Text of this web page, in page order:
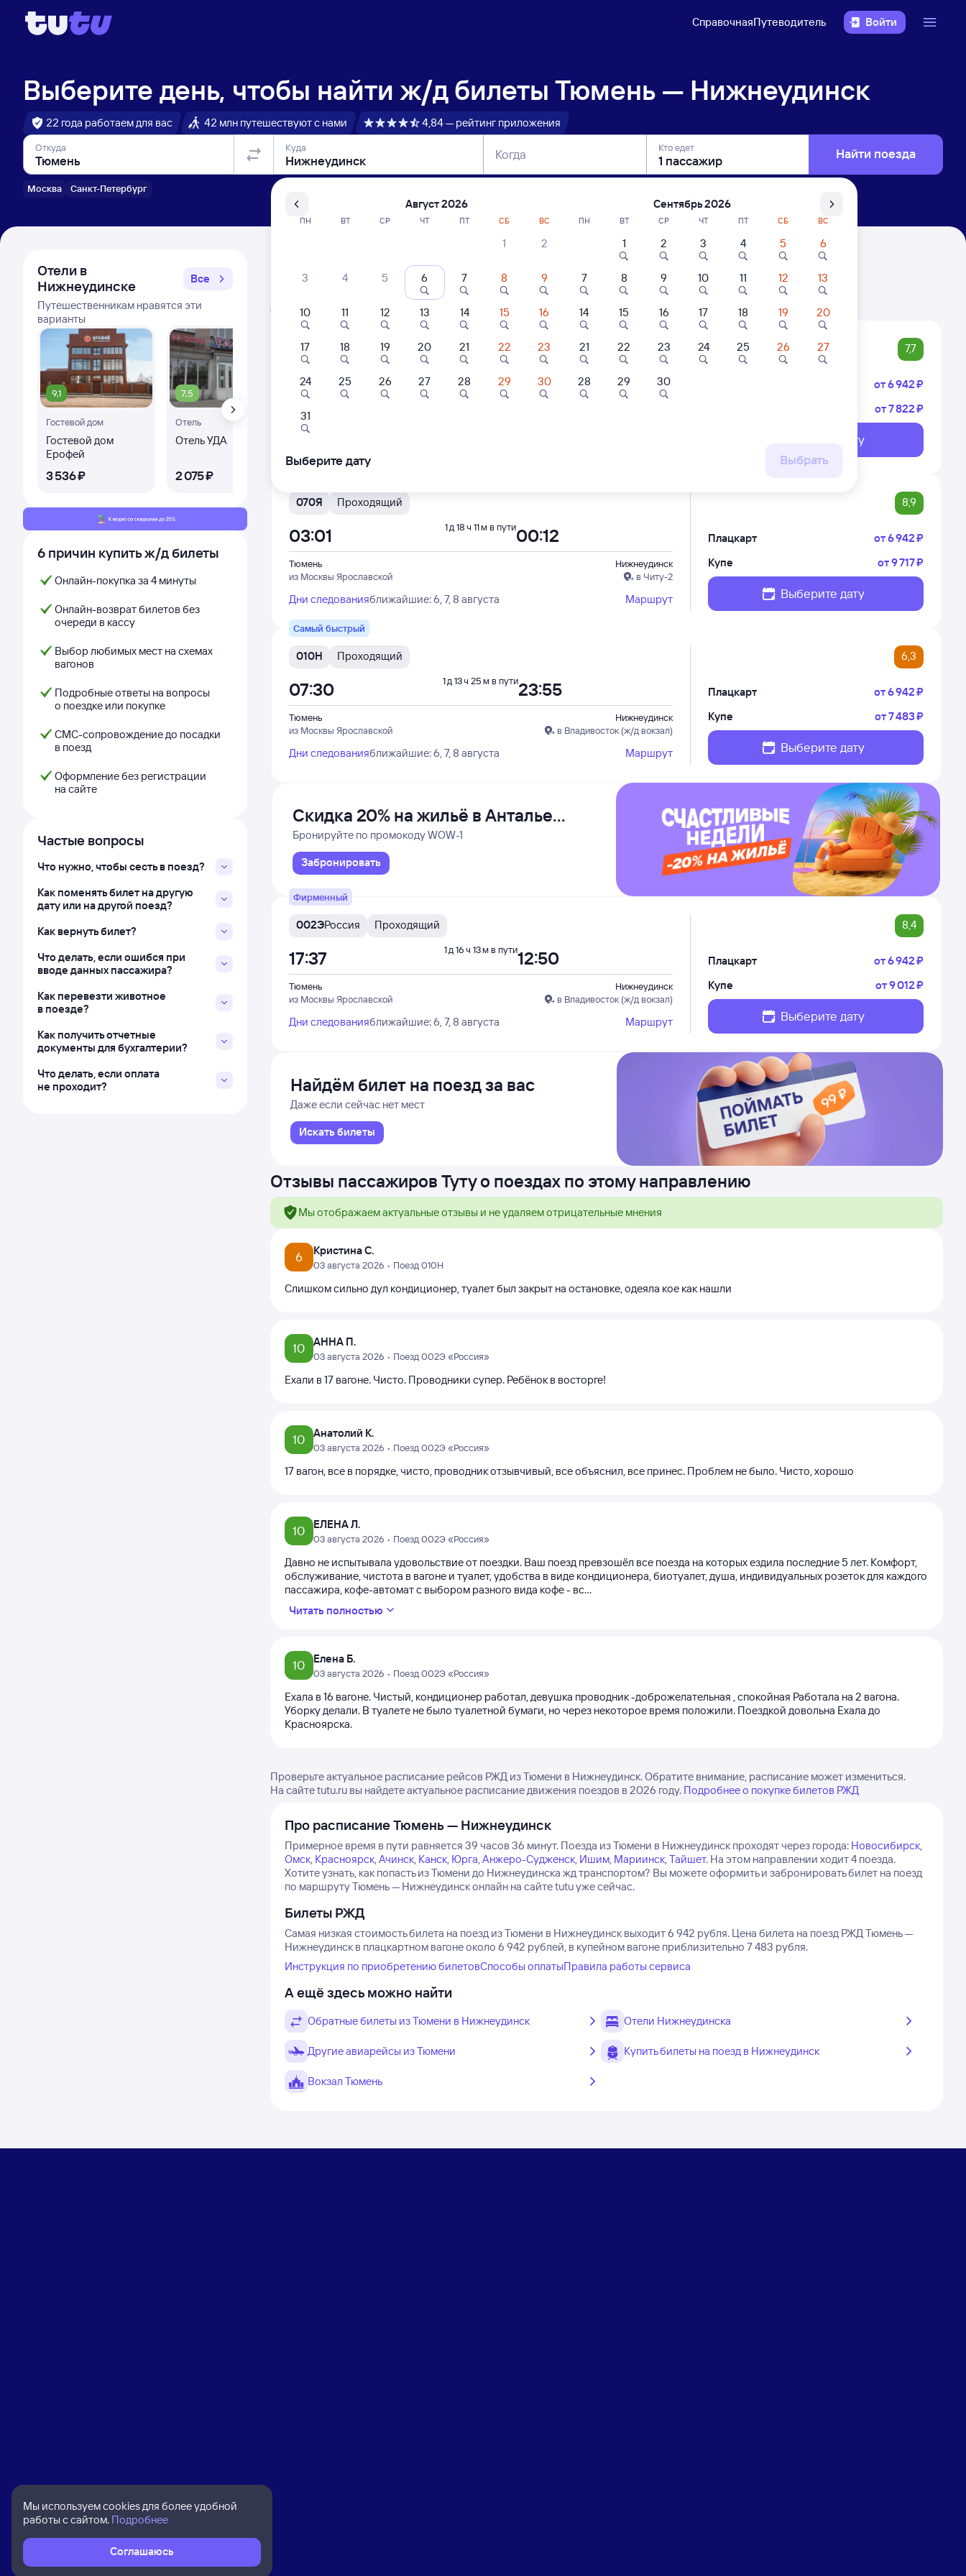
СправочнаяПутеводитель Войти
Выберите день, чтобы найти ж/д билеты Тюмень — Нижнеудинск
22 года работаем для вас 42 млн путешествуют с нами 4,84 — рейтинг приложения
Откуда
Москва Санкт-Петербург
Куда Когда Кто едет Найти поезда
Отели в
Нижнеудинске
Все
Путешественникам нравятся эти
варианты
9,1
Гостевой дом
Гостевой дом
Ерофей
3 ⁠536 ⁠₽
7,5
Отель
Отель УДА
2 ⁠075 ⁠₽
Отель
6 причин купить ж/д билеты
Онлайн-покупка за 4 минуты
Онлайн-возврат билетов без
очереди в кассу
Выбор любимых мест на схемах
вагонов
Подробные ответы на вопросы
о поездке или покупке
СМС-сопровождение до посадки
в поезд
Оформление без регистрации
на сайте
Частые вопросы
Что нужно, чтобы сесть в поезд?
Как поменять билет на другую
дату или на другой поезд?
Как вернуть билет?
Что делать, если ошибся при
вводе данных пассажира?
Как перевезти животное
в поезде?
Как получить отчетные
документы для бухгалтерии?
Что делать, если оплата
не проходит?
Расписание поездов Тюмень — Нижнеудинск
Расписание поездов Нижнеудинск — Тюмень
Открыта продажа билетов на 3 ноября. Отправление и прибытие по местному времени. Цены за 1 пассажира
082И Проходящий 7,7
Тюмень
из Москвы Казанской
02:25 20:03 от6 ⁠942 ⁠₽
от7 ⁠822 ⁠₽
Выберите дату
070Я Проходящий 8,9
Тюмень
из Москвы Ярославской
Нижнеудинск
в Читу-2
03:01 00:12
1 д 18 ч 11 м в пути
Дни следованияближайшие: 6, 7, 8 августа Маршрут
Плацкарт от6 ⁠942 ⁠₽
Купе
от9 ⁠717 ⁠₽
Выберите дату
Самый быстрый
010Н Проходящий 6,3
Тюмень
из Москвы Ярославской
Нижнеудинск
в Владивосток (ж/д вокзал)
07:30 23:55
1 д 13 ч 25 м в пути
Дни следованияближайшие: 6, 7, 8 августа Маршрут
Плацкарт от6 ⁠942 ⁠₽
Купе
от7 ⁠483 ⁠₽
Выберите дату
Скидка 20% на жильё в Анталье
и Даламане
Бронируйте по промокоду WOW-1
Забронировать
Фирменный
002ЭРоссия Проходящий 8,4
Тюмень
из Москвы Ярославской
Нижнеудинск
в Владивосток (ж/д вокзал)
17:37 12:50
1 д 16 ч 13 м в пути
Дни следованияближайшие: 6, 7, 8 августа Маршрут
Плацкарт от6 ⁠942 ⁠₽
Купе
от9 ⁠012 ⁠₽
Выберите дату
Найдём билет на поезд за вас
Даже если сейчас нет мест
Искать билеты
Отзывы пассажиров Туту о поездах по этому направлению
Мы отображаем актуальные отзывы и не удаляем отрицательные мнения
6 Кристина С.
03 августа 2026 • Поезд 010Н
Слишком сильно дул кондиционер, туалет был закрыт на остановке, одеяла кое как нашли
10 АННА П.
03 августа 2026 • Поезд 002Э «Россия»
Ехали в 17 вагоне. Чисто. Проводники супер. Ребёнок в восторге!
10 Анатолий К.
03 августа 2026 • Поезд 002Э «Россия»
17 вагон, все в порядке, чисто, проводник отзывчивый, все объяснил, все принес. Проблем не было. Чисто, хорошо
10 ЕЛЕНА Л.
03 августа 2026 • Поезд 002Э «Россия»
Давно не испытывала удовольствие от поездки. Ваш поезд превзошёл все поезда на которых ездила последние 5 лет. Комфорт,
обслуживание, чистота в вагоне и туалет, удобства в виде кондиционера, биотуалет, душа, индивидуальных розеток для каждого
пассажира, кофе-автомат с выбором разного вида кофе - вс...
Читать полностью
10 Елена Б.
03 августа 2026 • Поезд 002Э «Россия»
Ехала в 16 вагоне. Чистый, кондиционер работал, девушка проводник -доброжелательная , спокойная Работала на 2 вагона.
Уборку делали. В туалете не было туалетной бумаги, но через некоторое время положили. Поездкой довольна Ехала до
Красноярска.
Проверьте актуальное расписание рейсов РЖД из Тюмени в Нижнеудинск. Обратите внимание, расписание может измениться.
На сайте tutu.ru вы найдете актуальное расписание движения поездов в 2026 году. Подробнее о покупке билетов РЖД
Про расписание Тюмень — Нижнеудинск
Примерное время в пути равняется 39 часов 36 минут. Поезда из Тюмени в Нижнеудинск проходят через города: Новосибирск,
Омск, Красноярск,Ачинск, Канск, Юрга,Анжеро-Судженск, Ишим, Мариинск,Тайшет. На этом направлении ходит 4 поезда.
Хотите узнать, как попасть из Тюмени до Нижнеудинска жд транспортом? Вы можете оформить и забронировать билет на поезд
по маршруту Тюмень — Нижнеудинск онлайн на сайте tutu уже сейчас.
Билеты РЖД
Самая низкая стоимость билета на поезд из Тюмени в Нижнеудинск выходит 6 942 рубля. Цена билета на поезд РЖД Тюмень —
Нижнеудинск в плацкартном вагоне около 6 942 рублей, в купейном вагоне приблизительно 7 483 рубля.
Инструкция по приобретению билетовСпособы оплатыПравила работы сервиса
А ещё здесь можно найти
Обратные билеты из Тюмени в Нижнеудинск Отели Нижнеудинска
Другие авиарейсы из Тюмени Купить билеты на поезд в Нижнеудинск
Вокзал Тюмень
Мы используем cookies для более удобной
работы с сайтом. Подробнее
Соглашаюсь
Август 2026
ПН ВТ СР ЧТ ПТ СБ ВС
1 2
3 4 5 6 7 8 9
10 11 12 13 14 15 16
17 18 19 20 21 22 23
24 25 26 27 28 29 30
31
Сентябрь 2026
ПН ВТ СР ЧТ ПТ СБ ВС
1 2 3 4 5 6
7 8 9 10 11 12 13
14 15 16 17 18 19 20
21 22 23 24 25 26 27
28 29 30
Выберите дату Выбрать